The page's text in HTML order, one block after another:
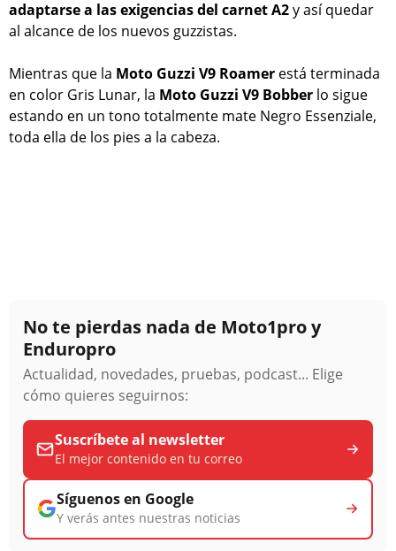
adaptarse a las exigencias del carnet A2y así quedar
al alcance de los nuevos guzzistas.
Mientras que la Moto Guzzi V9 Roamer está terminada
en color Gris Lunar, la Moto Guzzi V9 Bobber lo sigue
estando en un tono totalmente mate Negro Essenziale,
toda ella de los pies a la cabeza.
No te pierdas nada de Moto1pro y
Enduropro
Actualidad, novedades, pruebas, podcast... Elige
cómo quieres seguirnos:
Suscríbete al newsletter
El mejor contenido en tu correo
Síguenos en Google
Y verás antes nuestras noticias